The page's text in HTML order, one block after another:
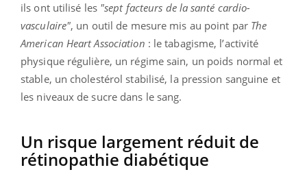
ils ont utilisé les "septfacteurs de la santé cardio-
vasculaire", un outil de mesure mis au point par The
American Heart Association : le tabagisme, l’activité
physique régulière, un régime sain, un poids normal et
stable, un cholestérol stabilisé, la pression sanguine et
les niveaux de sucre dans le sang.
Un risque largement réduit de
rétinopathie diabétique